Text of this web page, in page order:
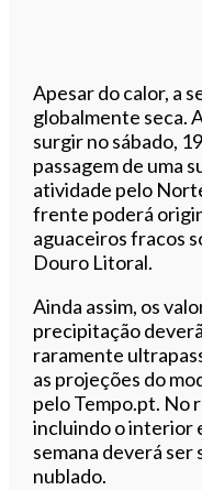
Apesar do calor, a
globalmente seca.
surgir no sábado,
passagem de uma
atividade pelo
frente poderá
aguaceiros fracos
Douro Litoral.
Ainda assim, os
precipitação
raramente
as projeções do
pelo Tempo.pt.
incluindo o interior
semana deverá ser
nublado.